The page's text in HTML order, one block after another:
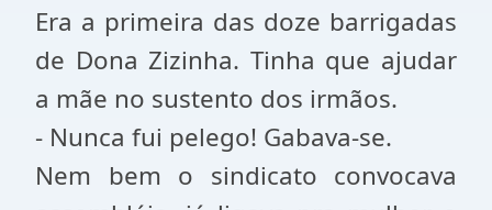
Era a primeira das doze barrigadas
de Dona Zizinha. Tinha que ajudar
a mãe no sustento dos irmãos.
- Nunca fui pelego! Gabava-se.
Nem bem o sindicato convocava